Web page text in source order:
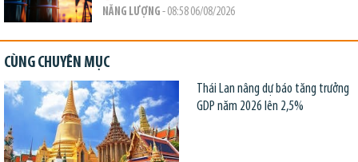
NĂNG LƯỢNG - 08:58 06/08/2026
CÙNG CHUYÊN MỤC
Thái Lan nâng dự báo tăng trưởng
GDP năm 2026 lên 2,5%